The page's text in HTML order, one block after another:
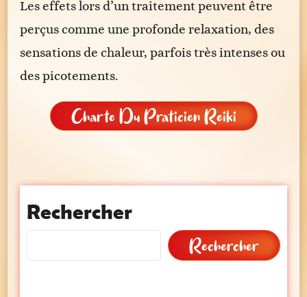
Les effets lors d’un traitement peuvent être
perçus comme une profonde relaxation, des
sensations de chaleur, parfois très intenses ou
des picotements.
Charte Du Praticien Reiki
Rechercher
Rechercher